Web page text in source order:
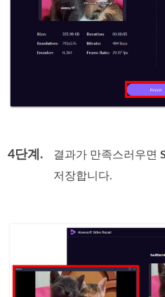
4단계. 결과가 만족스러우면
저장합니다.